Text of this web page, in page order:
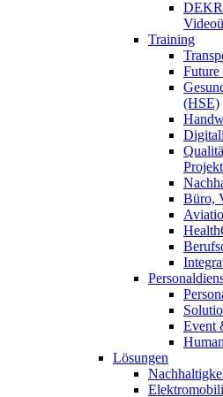
Training
(HSE)
Büro,
Event
Lösungen